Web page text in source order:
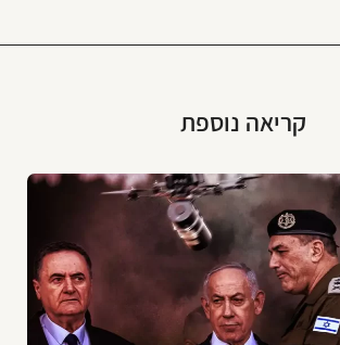
קריאה נוספת